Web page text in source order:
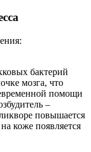
бактерий
мозга, что
помощи
–
повышается
коже появляется